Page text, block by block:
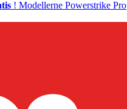
! Modellerne Powerstrike Pro